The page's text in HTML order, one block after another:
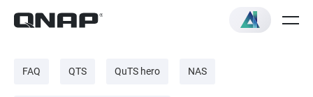
FAQ QTS QuTS hero NAS